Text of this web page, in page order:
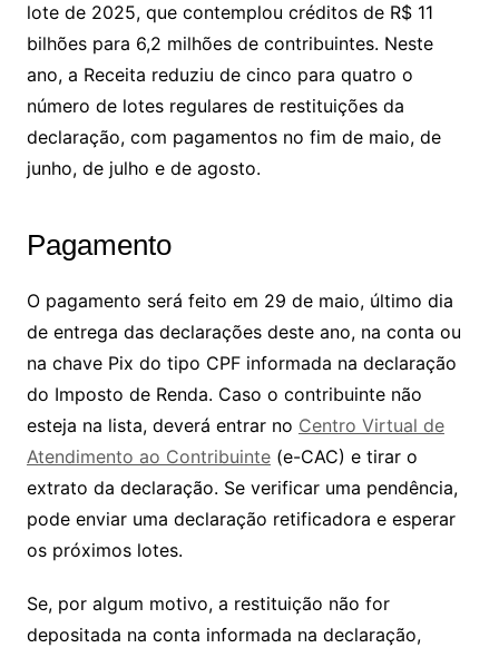
lote de 2025, que contemplou créditos de R$ 11
bilhões para 6,2 milhões de contribuintes. Neste
ano, a Receita reduziu de cinco para quatro o
número de lotes regulares de restituições da
declaração, com pagamentos no fim de maio, de
junho, de julho e de agosto.
Pagamento
O pagamento será feito em 29 de maio, último dia
de entrega das declarações deste ano, na conta ou
na chave Pix do tipo CPF informada na declaração
do Imposto de Renda. Caso o contribuinte não
esteja na lista, deverá entrar no Centro Virtual de
Atendimento ao Contribuinte(e-CAC) e tirar o
extrato da declaração. Se verificar uma pendência,
pode enviar uma declaração retificadora e esperar
os próximos lotes.
Se, por algum motivo, a restituição não for
depositada na conta informada na declaração,